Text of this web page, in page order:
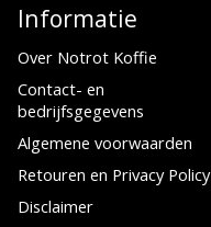
Informatie
Over Notrot Koffie
Contact- en
bedrijfsgegevens
Algemene voorwaarden
Retouren en Privacy Policy
Disclaimer